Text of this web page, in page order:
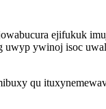
ejifukuk
ywinoj isoc
qu